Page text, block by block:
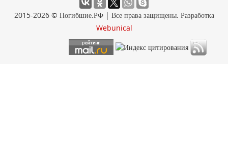
2015-2026 © Погибшие.РФ | Все права защищены. Разработка
Webunical